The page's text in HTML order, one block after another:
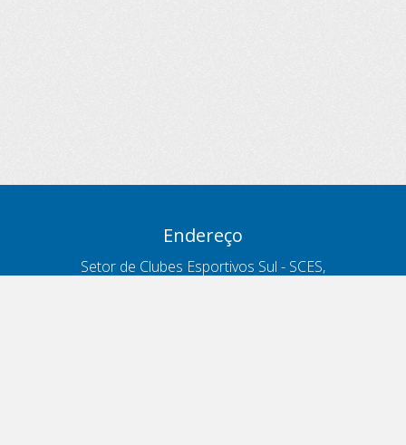
Endereço
Setor de Clubes Esportivos Sul - SCES,